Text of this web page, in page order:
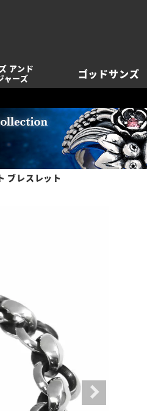
アンド
ャーズ
ゴッドサンズ
ブレスレット